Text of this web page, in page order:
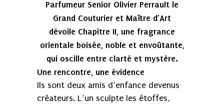
Parfumeur Senior Olivier Perrault le
Grand Couturier et Maître d’Art
dévoile Chapitre II, une fragrance
orientale boisée, noble et envoûtante,
qui oscille entre clarté et mystère.
Une rencontre, une évidence
Ils sont deux amis d’enfance devenus
créateurs. L’un sculpte les étoffes,